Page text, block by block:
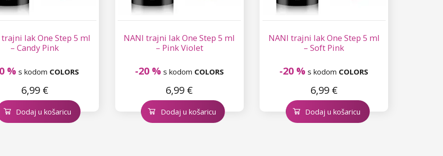
lak One Step 5 ml
– Candy Pink
% s kodom COLORS
6,99 €
Dodaj u košaricu
NANI trajni lak One Step 5 ml
– Pink Violet
-20 % s kodom COLORS
6,99 €
Dodaj u košaricu
NANI trajni lak One Step 5 ml
– Soft Pink
-20 % s kodom COLORS
6,99 €
Dodaj u košaricu